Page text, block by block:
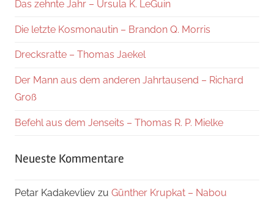
Das zehnte Jahr – Ursula K. LeGuin
Die letzte Kosmonautin – Brandon Q. Morris
Drecksratte – Thomas Jaekel
Der Mann aus dem anderen Jahrtausend – Richard
Groß
Befehl aus dem Jenseits – Thomas R. P. Mielke
Neueste Kommentare
Petar Kadakevliev zu Günther Krupkat – Nabou